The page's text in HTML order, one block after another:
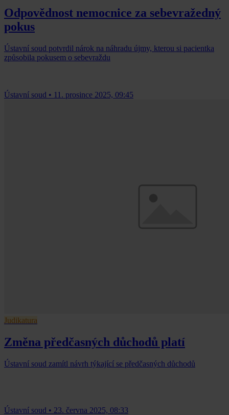
Odpovědnost nemocnice za sebevražedný
pokus
Ústavní soud potvrdil nárok na náhradu újmy, kterou si pacientka
způsobila pokusem o sebevraždu
Ústavní soud • 11. prosince 2025, 09:45
Judikatura
Změna předčasných důchodů platí
Ústavní soud zamítl návrh týkající se předčasných důchodů
Ústavní soud • 23. června 2025, 08:33